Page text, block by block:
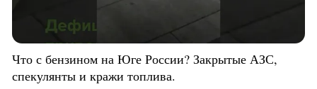
Что с бензином на Юге России? Закрытые АЗС,
спекулянты и кражи топлива.